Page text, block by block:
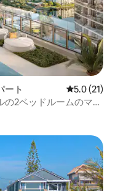
ート レビュー21
5.0 (21)
2ベッドルームのマン